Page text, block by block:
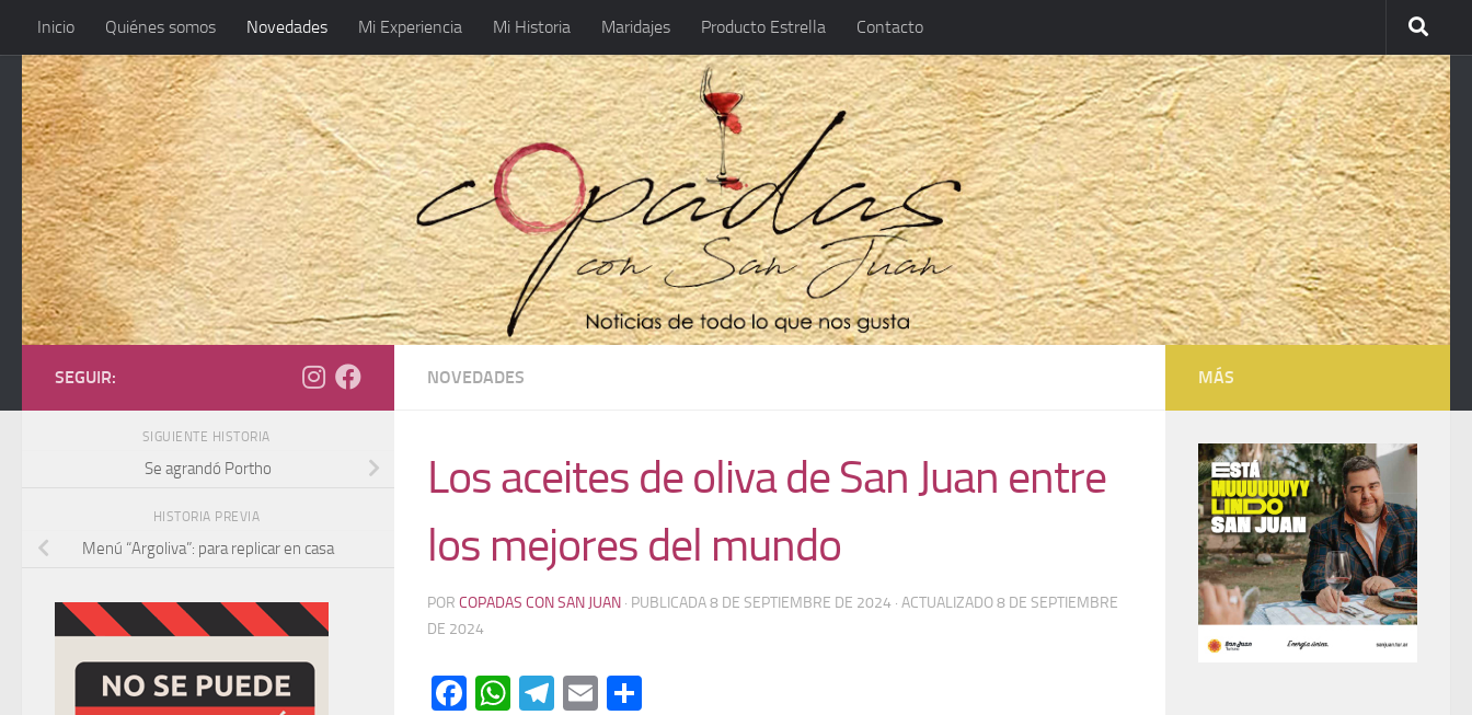
Inicio Quiénes somos Novedades Mi Experiencia Mi Historia Maridajes Producto Estrella Contacto
NOVEDADES
Los aceites de oliva de San Juan entre
los mejores del mundo
POR COPADAS CON SAN JUAN · PUBLICADA8 DE SEPTIEMBRE DE 2024 · ACTUALIZADO8 DE SEPTIEMBRE
DE 2024
Facebook
WhatsApp
Telegram
Email
SEGUIR:
SIGUIENTE HISTORIA
Se agrandó Portho
HISTORIA PREVIA
Menú “Argoliva”: para replicar en casa
MÁS